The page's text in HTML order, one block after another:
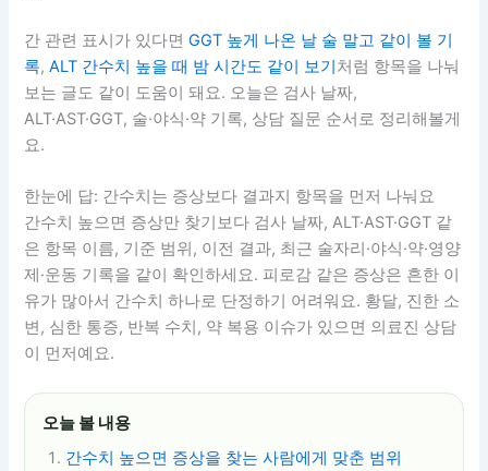
간 관련 표시가 있다면GGT 높게 나온 날 술 말고 같이 볼 기
록,ALT 간수치 높을 때 밤 시간도 같이 보기처럼 항목을 나눠
보는 글도 같이 도움이 돼요. 오늘은 검사 날짜,
ALT·AST·GGT, 술·야식·약 기록, 상담 질문 순서로 정리해볼게
요.
한눈에 답: 간수치는 증상보다 결과지 항목을 먼저 나눠요
간수치 높으면 증상만 찾기보다 검사 날짜, ALT·AST·GGT 같
은 항목 이름, 기준 범위, 이전 결과, 최근 술자리·야식·약·영양
제·운동 기록을 같이 확인하세요. 피로감 같은 증상은 흔한 이
유가 많아서 간수치 하나로 단정하기 어려워요. 황달, 진한 소
변, 심한 통증, 반복 수치, 약 복용 이슈가 있으면 의료진 상담
이 먼저예요.
오늘 볼 내용
간수치 높으면 증상을 찾는 사람에게 맞춘 범위